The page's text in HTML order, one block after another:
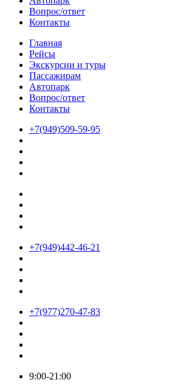
Вопрос/ответ
Контакты
Главная
Рейсы
Экскурсии и туры
Пассажирам
Автопарк
Вопрос/ответ
Контакты
+7(949)509-59-95
+7(949)442-46-21
+7(977)270-47-83
9:00-21:00